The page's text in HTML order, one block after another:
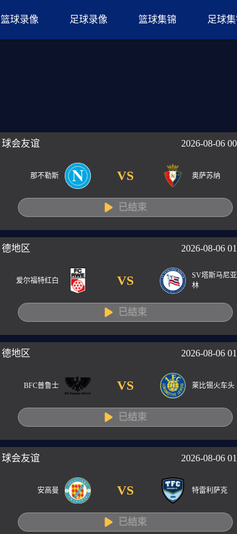
篮球录像 足球录像 篮球集锦 足球
球会友谊 2026-08-06
那不勒斯 VS 奥萨苏纳
已结束
德地区 2026-08-06
爱尔福特红白 VS
SV塔斯马尼
林
已结束
德地区 2026-08-06
BFC普鲁士 VS 莱比锡火车头
已结束
球会友谊 2026-08-06
安高曼 VS 特雷利萨克
已结束